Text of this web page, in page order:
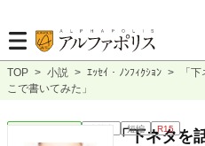
TOP > 小説 > ｴｯｾｲ・ﾉﾝﾌｨｸｼｮﾝ >
「
こで書いてみた」
短編 R15
「下ネタを